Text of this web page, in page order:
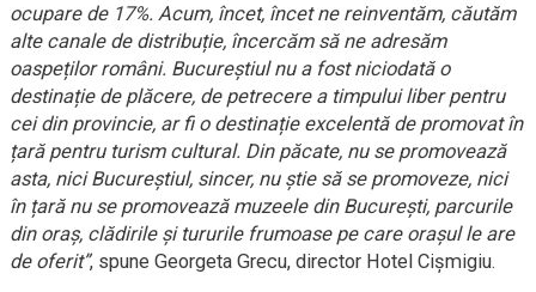
ocupare de 17%. Acum, încet, încet ne reinventăm, căutăm
alte canale de distribuție, încercăm să ne adresăm
oaspeților români. Bucureștiul nu a fost niciodată o
destinație de plăcere, de petrecere a timpului liber pentru
cei din provincie, ar fi o destinație excelentă de promovat în
țară pentru turism cultural. Din păcate, nu se promovează
asta, nici Bucureștiul, sincer, nu știe să se promoveze, nici
în țară nu se promovează muzeele din București, parcurile
din oraș, clădirile și tururile frumoase pe care orașul le are
de oferit”, spune Georgeta Grecu, director Hotel Cișmigiu.